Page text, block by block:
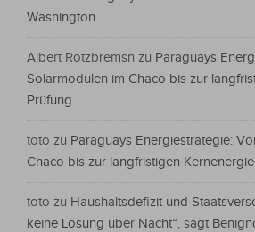
Washington
Albert Rotzbremsn zu Paraguays
Solarmodulen im Chaco bis zur
Prüfung
toto zu Paraguays Energiestrategie:
Chaco bis zur langfristigen
toto zu Haushaltsdefizit und
keine Lösung über Nacht“, sagt